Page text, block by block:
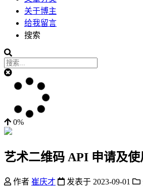
关于博主
给我留言
搜索
0%
艺术二维码 API 申请及使
作者 崔庆才 发表于 2023-09-01